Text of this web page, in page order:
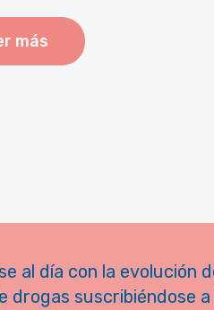
más
al día con la evolución
drogas suscribiéndose a